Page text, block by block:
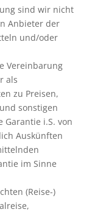
sind wir nicht
Anbieter der
und/oder
Vereinbarung
als
zu Preisen,
sonstigen
Garantie i.S. von
Auskünften
im Sinne
(Reise-)